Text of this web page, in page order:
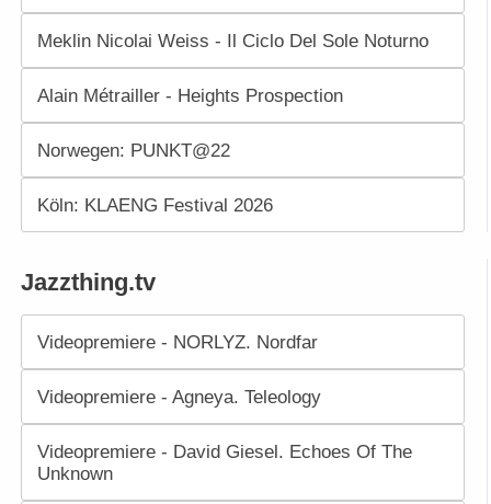
Meklin Nicolai Weiss - Il Ciclo Del Sole Noturno
Alain Métrailler - Heights Prospection
Norwegen: PUNKT@22
Köln: KLAENG Festival 2026
Jazzthing.tv
Videopremiere - NORLYZ. Nordfar
Videopremiere - Agneya. Teleology
Videopremiere - David Giesel. Echoes Of The
Unknown